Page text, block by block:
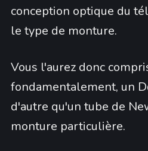
conception optique du
le type de monture.
Vous l'aurez donc
fondamentalement, un
d'autre qu'un tube de
monture particulière.